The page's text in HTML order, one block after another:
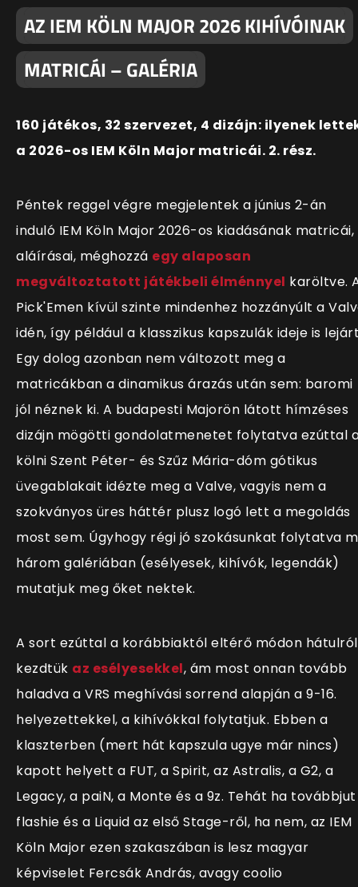
AZ IEM KÖLN MAJOR 2026 KIHÍVÓINAK
MATRICÁI – GALÉRIA
160 játékos, 32 szervezet, 4 dizájn: ilyenek
a 2026-os IEM Köln Major matricái. 2. rész.
Péntek reggel végre megjelentek a június 2-án
induló IEM Köln Major 2026-os kiadásának matricái,
aláírásai, méghozzá egy alaposan
megváltoztatott játékbeli élménnyel karöltve.
Pick'Emen kívül szinte mindenhez hozzányúlt a
idén, így például a klasszikus kapszulák ideje is
Egy dolog azonban nem változott meg a
matricákban a dinamikus árazás után sem: baromi
jól néznek ki. A budapesti Majorön látott hímzéses
dizájn mögötti gondolatmenetet folytatva ezúttal
kölni Szent Péter- és Szűz Mária-dóm gótikus
üvegablakait idézte meg a Valve, vagyis nem a
szokványos üres háttér plusz logó lett a megoldás
most sem. Úgyhogy régi jó szokásunkat folytatva
három galériában (esélyesek, kihívók, legendák)
mutatjuk meg őket nektek.
A sort ezúttal a korábbiaktól eltérő módon hátulról
kezdtük az esélyesekkel, ám most onnan tovább
haladva a VRS meghívási sorrend alapján a 9-16.
helyezettekkel, a kihívókkal folytatjuk. Ebben a
klaszterben (mert hát kapszula ugye már nincs)
kapott helyett a FUT, a Spirit, az Astralis, a G2, a
Legacy, a paiN, a Monte és a 9z. Tehát ha továbbjut
flashie és a Liquid az első Stage-ről, ha nem, az IEM
Köln Major ezen szakaszában is lesz magyar
képviselet Fercsák András, avagy coolio